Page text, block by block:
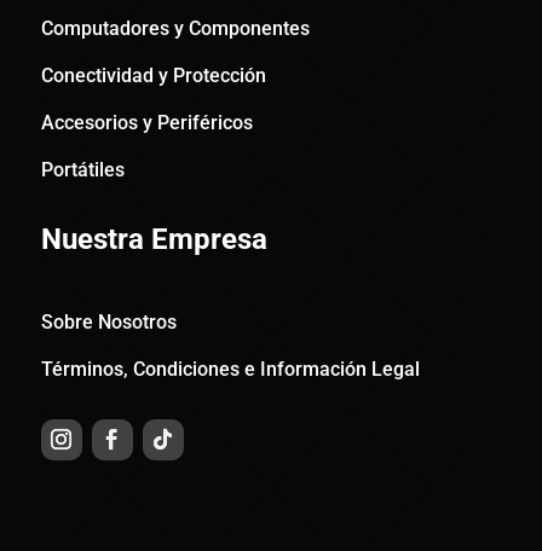
Computadores y Componentes
Conectividad y Protección
Accesorios y Periféricos
Portátiles
Nuestra Empresa
Sobre Nosotros
Términos, Condiciones e Información Legal